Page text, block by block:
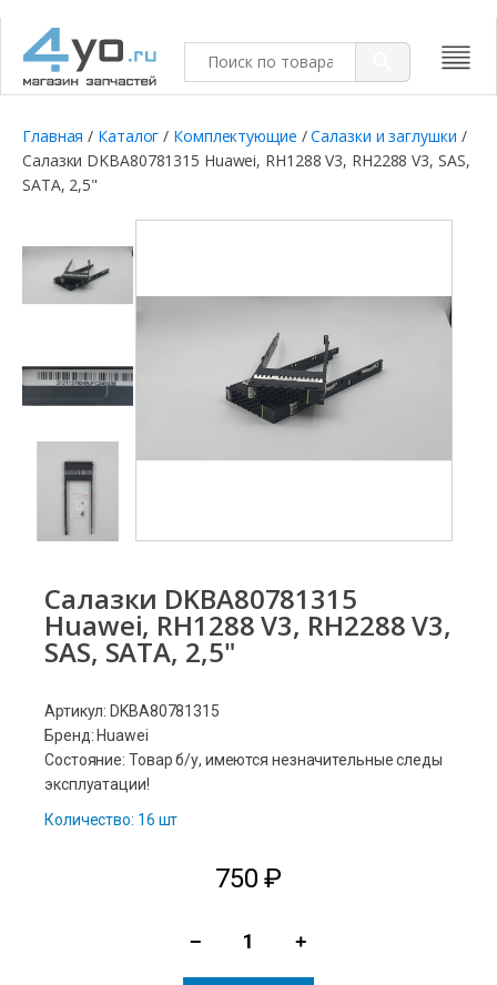
Главная / Каталог / Комплектующие /Салазки и заглушки /
Салазки DKBA80781315 Huawei, RH1288 V3, RH2288 V3, SAS,
SATA, 2,5"
Салазки DKBA80781315
Huawei, RH1288 V3, RH2288 V3,
SAS, SATA, 2,5"
Артикул: DKBA80781315
Бренд: Huawei
Состояние: Товар б/у, имеются незначительные следы
эксплуатации!
Количество: 16 шт
750₽
− +